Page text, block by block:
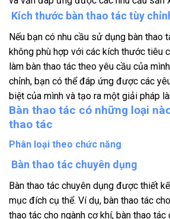
Kích thước bàn thao tác tùy
Nếu bạn có nhu cầu sử dụng bàn thao
không phù hợp với các kích thước tiêu
làm bàn thao tác theo yêu cầu của
chỉnh, bạn có thể đáp ứng được các
biệt của mình và tạo ra một giải pháp
Bàn thao tác có những loại
thao tác
Phân loại theo chức năng
Bàn thao tác chuyên dụng
Bàn thao tác chuyên dụng được thiết
mục đích cụ thể. Ví dụ, bàn thao tác
thao tác cho ngành cơ khí, bàn thao tác